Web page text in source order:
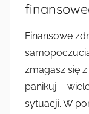
Finansowe
zmagasz się
panikuj –
sytuacji. W